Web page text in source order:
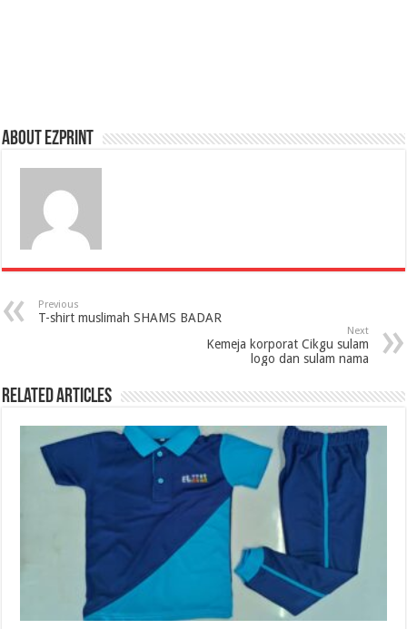
About Ezprint
Previous
T-shirt muslimah SHAMS BADAR
Next
Kemeja korporat Cikgu sulam
logo dan sulam nama
Related Articles